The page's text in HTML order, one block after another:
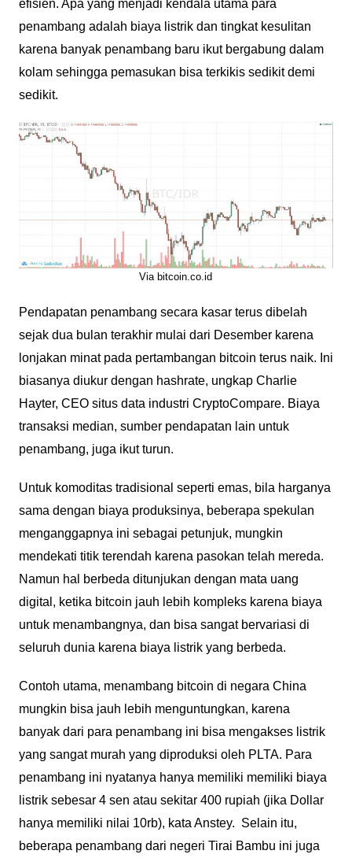
efisien. Apa yang menjadi kendala utama para
penambang adalah biaya listrik dan tingkat kesulitan
karena banyak penambang baru ikut bergabung dalam
kolam sehingga pemasukan bisa terkikis sedikit demi
sedikit.
Via bitcoin.co.id
Pendapatan penambang secara kasar terus dibelah
sejak dua bulan terakhir mulai dari Desember karena
lonjakan minat pada pertambangan bitcoin terus naik. Ini
biasanya diukur dengan hashrate, ungkap Charlie
Hayter, CEO situs data industri CryptoCompare. Biaya
transaksi median, sumber pendapatan lain untuk
penambang, juga ikut turun.
Untuk komoditas tradisional seperti emas, bila harganya
sama dengan biaya produksinya, beberapa spekulan
menganggapnya ini sebagai petunjuk, mungkin
mendekati titik terendah karena pasokan telah mereda.
Namun hal berbeda ditunjukan dengan mata uang
digital, ketika bitcoin jauh lebih kompleks karena biaya
untuk menambangnya, dan bisa sangat bervariasi di
seluruh dunia karena biaya listrik yang berbeda.
Contoh utama, menambang bitcoin di negara China
mungkin bisa jauh lebih menguntungkan, karena
banyak dari para penambang ini bisa mengakses listrik
yang sangat murah yang diproduksi oleh PLTA. Para
penambang ini nyatanya hanya memiliki memiliki biaya
listrik sebesar 4 sen atau sekitar 400 rupiah (jika Dollar
hanya memiliki nilai 10rb), kata Anstey. Selain itu,
beberapa penambang dari negeri Tirai Bambu ini juga